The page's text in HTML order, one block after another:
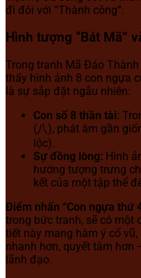
đi đôi với “Thành công”.
Hình tượng “Bát Mã”
Trong tranh Mã Đáo
thấy hình ảnh 8 con ngựa
là sự sắp đặt ngẫu nhiên:
Con số 8 thần tài:
(八), phát âm gần
lộc).
Sự đồng lòng: Hình
hướng tượng trưng
kết của một tập thể
Điểm nhấn “Con ngựa thứ
trong bức tranh, sẽ có một
tiết này mang hàm ý cổ
nhanh hơn, quyết tâm hơn
lãnh đạo.